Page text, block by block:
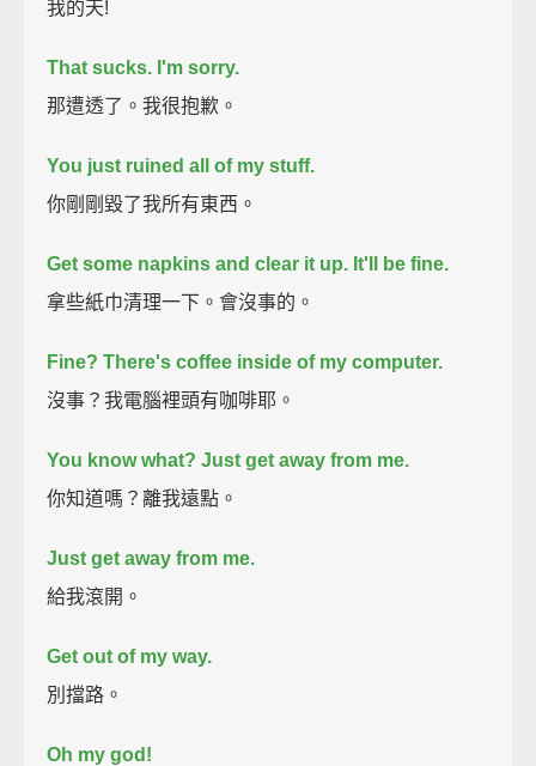
我的天!
That sucks. I'm sorry.
那遭透了。我很抱歉。
You just ruined all of my stuff.
你剛剛毀了我所有東西。
Get some napkins and clear it up. It'll be fine.
拿些紙巾清理一下。會沒事的。
Fine? There's coffee inside of my computer.
沒事？我電腦裡頭有咖啡耶。
You know what? Just get away from me.
你知道嗎？離我遠點。
Just get away from me.
給我滾開。
Get out of my way.
別擋路。
Oh my god!